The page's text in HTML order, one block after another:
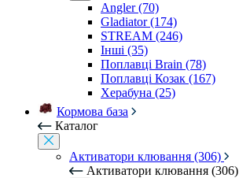
Angler (70)
Gladiator (174)
STREAM (246)
Інші (35)
Поплавці Brain (78)
Поплавці Козак (167)
Херабуна (25)
Кормова база
Каталог
Активатори клювання (306)
Активатори клювання (306)